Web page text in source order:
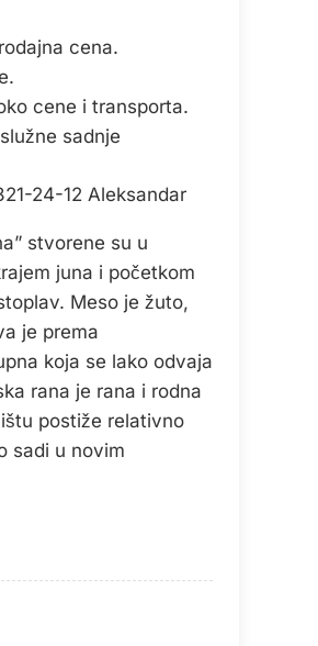
cena.
cene i transporta.
sadnje
24-12 Aleksandar
stvorene su u
juna i početkom
Meso je žuto,
je prema
koja se lako odvaja
rana je rana i rodna
postiže relativno
sadi u novim